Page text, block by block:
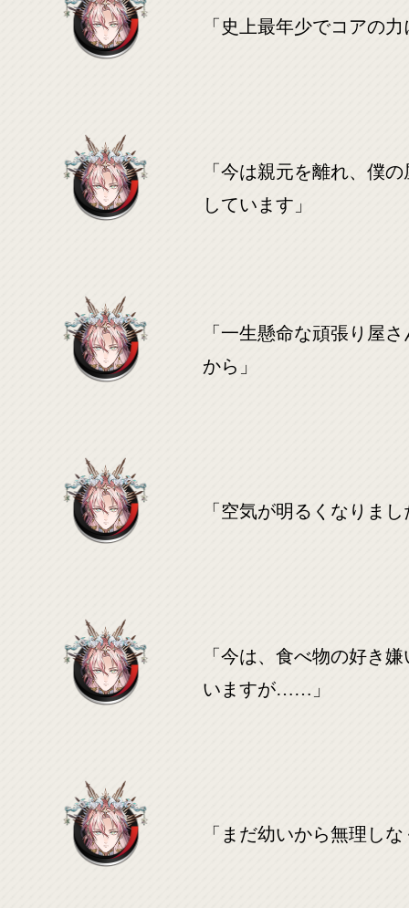
「史上最年少でコアの
「今は親元を離れ、僕
しています」
「一生懸命な頑張り屋
から」
「空気が明るくなりま
「今は、食べ物の好き
いますが……」
「まだ幼いから無理し